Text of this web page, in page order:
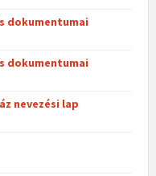
dokumentumai
dokumentumai
nevezési lap